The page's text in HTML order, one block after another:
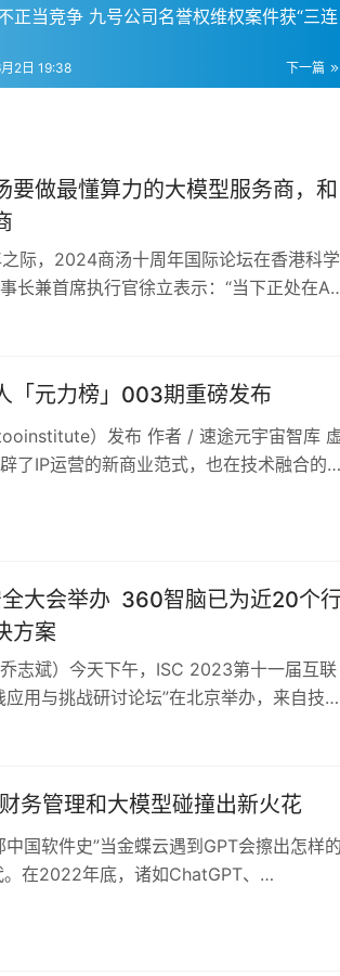
正当竞争 九号公司名誉权维权案件获“三连
下一篇
2日 19:38
要做最懂算力的大模型服务商，和
际，2024商汤十周年国际论坛在香港科学
长兼首席执行官徐立表示：“当下正处在
商汤的…
「元力榜」003期重磅发布
）发布 作者 / 速途元宇宙智库
了IP运营的新商业范式，也在技术融合的
大会举办 360智脑已为近20个
方案
志斌）今天下午，ISC 2023第十一届互联
用与挑战研讨论坛”在北京举办，来自技
何推进行业大模…
务管理和大模型碰撞出新火花
国软件史”当金蝶云遇到GPT会擦出怎样
在2022年底，诸如ChatGPT、